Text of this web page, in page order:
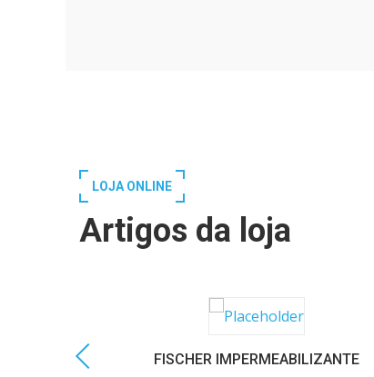
LOJA ONLINE
Artigos da loja
FISCHER IMPERMEABILIZANTE